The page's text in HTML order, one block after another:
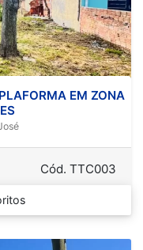
EM ZONA
Cód. TTC003